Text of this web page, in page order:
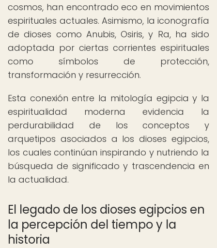
cosmos, han encontrado eco en movimientos
espirituales actuales. Asimismo, la iconografía
de dioses como Anubis, Osiris, y Ra, ha sido
adoptada por ciertas corrientes espirituales
como símbolos de protección,
transformación y resurrección.
Esta conexión entre la mitología egipcia y la
espiritualidad moderna evidencia la
perdurabilidad de los conceptos y
arquetipos asociados a los dioses egipcios,
los cuales continúan inspirando y nutriendo la
búsqueda de significado y trascendencia en
la actualidad.
El legado de los dioses egipcios en
la percepción del tiempo y la
historia